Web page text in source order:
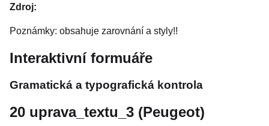
Zdroj:
Poznámky: obsahuje zarovnání a styly!!
Interaktivní formuáře
Gramatická a typografická kontrola
20 uprava_textu_3 (Peugeot)